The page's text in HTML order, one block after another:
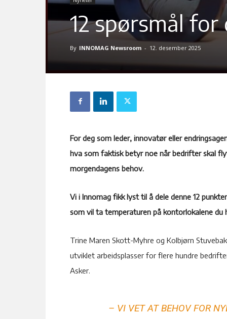
12 spørsmål
By INNOMAG Newsroom - 12. desember 2025
For deg som leder, innovatør eller
hva som faktisk betyr noe når bedrifter skal
morgendagens behov.
Vi i Innomag fikk lyst til å dele denne 12
som vil ta temperaturen på kontorlokalene du
Trine Maren Skott-Myhre og Kolbjørn
utviklet arbeidsplasser for flere hundre
Asker.
– VI VET AT BEHOV FOR